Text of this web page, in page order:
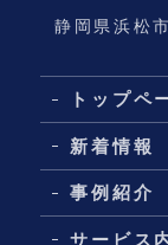
静岡県浜松
トップペ
新着情報
事例紹介
サービス